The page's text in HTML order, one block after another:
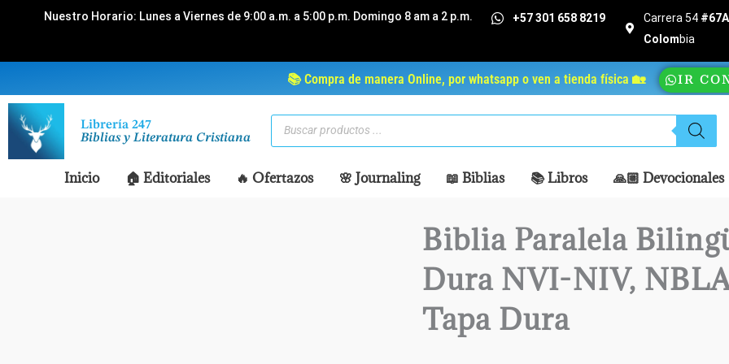
Nuestro Horario: Lunes a Viernes de 9:00 a.m. a 5:00 p.m. Domingo 8 am a 2 p.m. +57 301 658 8219 Carrera 54
Colombia
📚 Compra de manera Online, por whatsapp o ven a tienda física 🏡 IR
Librería 247
Biblias y Literatura Cristiana
Búsqueda
productos
Inicio 🏠 Editoriales 🔥 Ofertazos 🌸 Journaling 📖 Biblias 📚 Libros 🙏🏼 Devocionales
Biblia Paralela
Dura NVI-NIV,
Tapa Dura